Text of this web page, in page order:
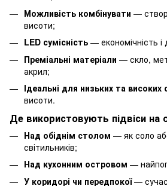
Можливість комбінувати —
висоти;
LED сумісність — економічність і
Преміальні матеріали — скло,
акрил;
Ідеальні для низьких та високих
висоти.
Де використовують підвіси на
Над обіднім столом — як соло
світильників;
Над кухонним островом —
У коридорі чи передпокої—